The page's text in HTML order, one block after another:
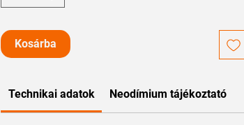
Kosárba
Technikai adatok Neodímium tájékoztató